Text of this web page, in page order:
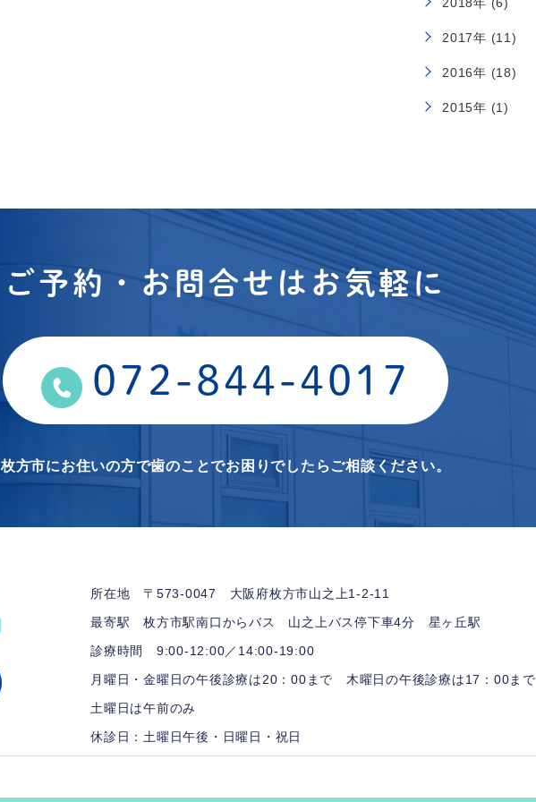
2017年 (11)
2016年 (18)
2015年 (1)
ご予約・お問合せはお気軽に
072-844-4017
枚方市にお住いの方で歯のことでお困りでしたらご相談ください。
所在地 〒573-0047 大阪府枚方市山之上1-2-11
最寄駅 枚方市駅南口からバス 山之上バス停下車4分 星ヶ丘駅
診療時間 9:00-12:00／14:00-19:00
月曜日・金曜日の午後診療は20：00まで 木曜日の午後診療は17：00まで
土曜日は午前のみ
休診日：土曜日午後・日曜日・祝日